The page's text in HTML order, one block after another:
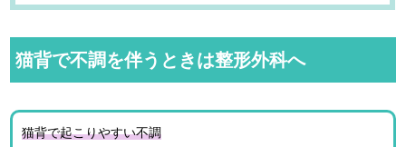
猫背で不調を伴うときは整形外科へ
猫背で起こりやすい不調